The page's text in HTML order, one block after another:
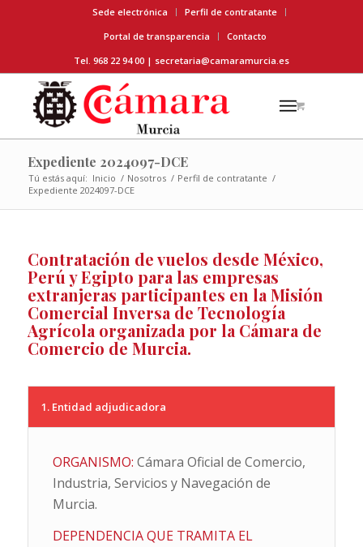
Sede electrónica
Perfil de contratante
Portal de transparencia
Contacto
Tel. 968 22 94 00 | secretaria@camaramurcia.es
Expediente 2024097-DCE
Tú estás aquí: Inicio / Nosotros / Perfil de contratante /
Expediente 2024097-DCE
Contratación de vuelos desde México,
Perú y Egipto para las empresas
extranjeras participantes en la Misión
Comercial Inversa de Tecnología
Agrícola organizada por la Cámara de
Comercio de Murcia.
1. Entidad adjudicadora
ORGANISMO: Cámara Oficial de Comercio,
Industria, Servicios y Navegación de
Murcia.
DEPENDENCIA QUE TRAMITA EL